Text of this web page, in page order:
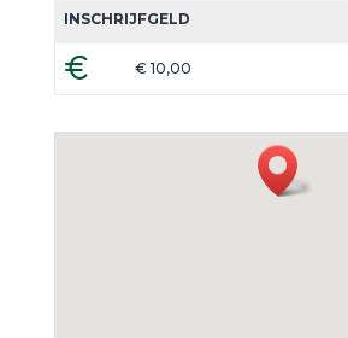
INSCHRIJFGELD
€ 10,00